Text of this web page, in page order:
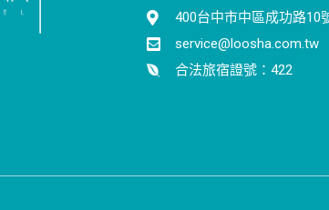
400台中市中區成功路10
service@loosha.com.tw
合法旅宿證號：422